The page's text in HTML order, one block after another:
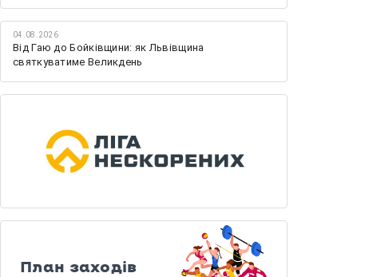
04.08.2026
Від Гаю до Бойківщини: як Львівщина
святкуватиме Великдень
План заходів